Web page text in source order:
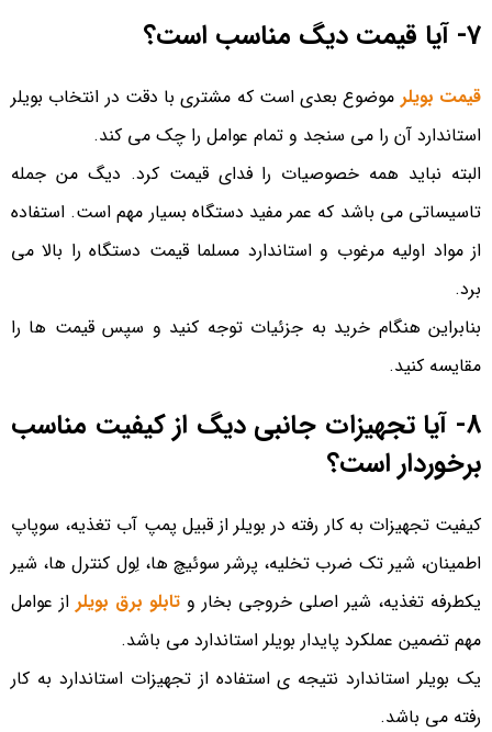
7- آیا قیمت دیگ مناسب است؟
قیمت بویلر موضوع بعدی است که مشتری با دقت در انتخاب بویلر
استاندارد آن را می سنجد و تمام عوامل را چک می کند.
البته نباید همه خصوصیات را فدای قیمت کرد. دیگ من جمله
تاسیساتی می باشد که عمر مفید دستگاه بسیار مهم است. استفاده
از مواد اولیه مرغوب و استاندارد مسلما قیمت دستگاه را بالا می
برد.
بنابراین هنگام خرید به جزئیات توجه کنید و سپس قیمت ها را
مقایسه کنید.
8- آیا تجهیزات جانبی دیگ از کیفیت مناسب
برخوردار است؟
کیفیت تجهیزات به کار رفته در بویلر از قبیل پمپ آب تغذیه، سوپاپ
اطمینان، شیر تک ضرب تخلیه، پرشر سوئیچ ها، لِول کنترل ها، شیر
یکطرفه تغذیه، شیر اصلی خروجی بخار و تابلو برق بویلر از عوامل
مهم تضمین عملکرد پایدار بویلر استاندارد می باشد.
یک بویلر استاندارد نتیجه ی استفاده از تجهیزات استاندارد به کار
رفته می باشد.